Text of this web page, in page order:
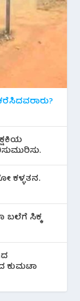
ಕಳ್ಳತನ.
ಬಲೆಗೆ ಸಿಕ್ಕ
ಕುಮಟಾ